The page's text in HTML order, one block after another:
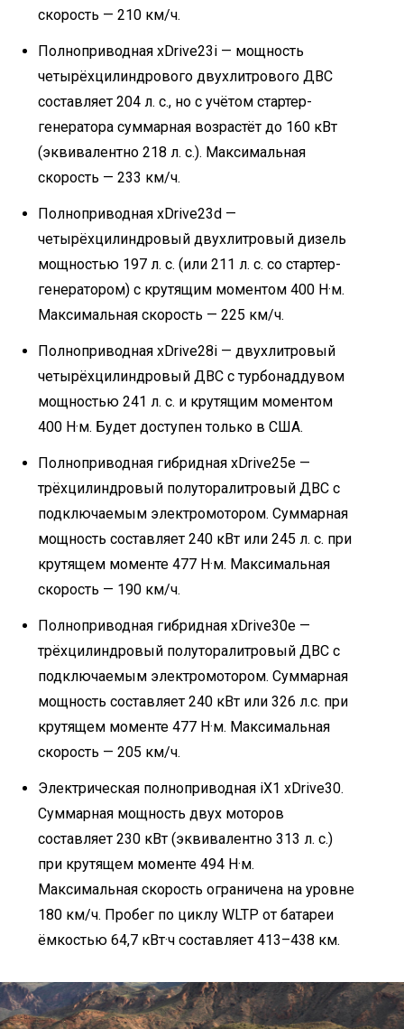
скорость — 210 км/ч.
Полноприводная xDrive23i — мощность
четырёхцилиндрового двухлитрового ДВС
составляет 204 л. с., но с учётом стартер-
генератора суммарная возрастёт до 160 кВт
(эквивалентно 218 л. с.). Максимальная
скорость — 233 км/ч.
Полноприводная xDrive23d —
четырёхцилиндровый двухлитровый дизель
мощностью 197 л. с. (или 211 л. с. со стартер-
генератором) с крутящим моментом 400 Н·м.
Максимальная скорость — 225 км/ч.
Полноприводная xDrive28i — двухлитровый
четырёхцилиндровый ДВС с турбонаддувом
мощностью 241 л. с. и крутящим моментом
400 Н·м. Будет доступен только в США.
Полноприводная гибридная xDrive25e —
трёхцилиндровый полуторалитровый ДВС с
подключаемым электромотором. Суммарная
мощность составляет 240 кВт или 245 л. с. при
крутящем моменте 477 Н·м. Максимальная
скорость — 190 км/ч.
Полноприводная гибридная xDrive30e —
трёхцилиндровый полуторалитровый ДВС с
подключаемым электромотором. Суммарная
мощность составляет 240 кВт или 326 л.с. при
крутящем моменте 477 Н·м. Максимальная
скорость — 205 км/ч.
Электрическая полноприводная iX1 xDrive30.
Суммарная мощность двух моторов
составляет 230 кВт (эквивалентно 313 л. с.)
при крутящем моменте 494 Н·м.
Максимальная скорость ограничена на уровне
180 км/ч. Пробег по циклу WLTP от батареи
ёмкостью 64,7 кВт·ч составляет 413–438 км.